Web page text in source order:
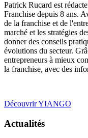
Patrick Rucard est
Franchise depuis 8 ans.
de la franchise et de
marché et les stratégies
donner des conseils
évolutions du secteur.
entrepreneurs à mieux
la franchise, avec des
Découvrir YIANGO
Actualités